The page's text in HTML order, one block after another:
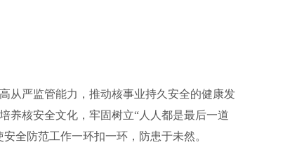
严监管能力，推动核事业持久安全的健康发
养核安全文化，牢固树立“人人都是最后一道
全防范工作一环扣一环，防患于未然。